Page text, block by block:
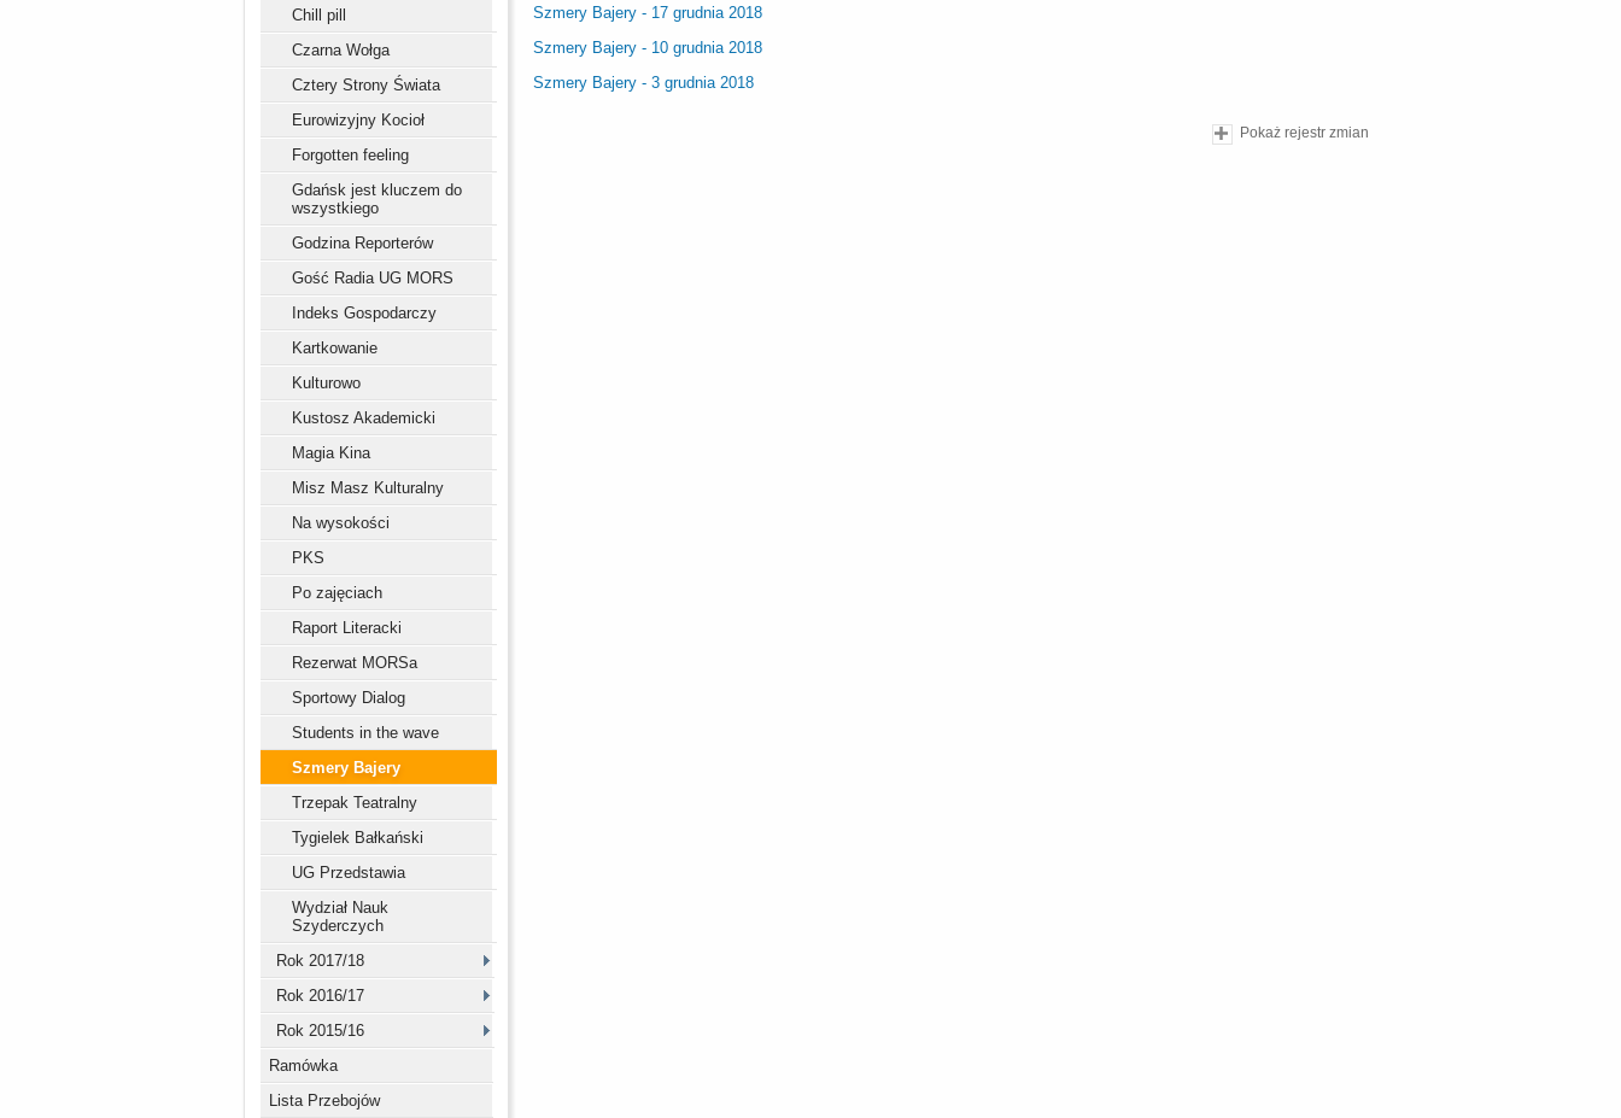
Chill pill
Czarna Wołga
Cztery Strony Świata
Eurowizyjny Kocioł
Forgotten feeling
Gdańsk jest kluczem do
wszystkiego
Godzina Reporterów
Gość Radia UG MORS
Indeks Gospodarczy
Kartkowanie
Kulturowo
Kustosz Akademicki
Magia Kina
Misz Masz Kulturalny
Na wysokości
PKS
Po zajęciach
Raport Literacki
Rezerwat MORSa
Sportowy Dialog
Students in the wave
Szmery Bajery
Trzepak Teatralny
Tygielek Bałkański
UG Przedstawia
Wydział Nauk
Szyderczych
Rok 2017/18
Rok 2016/17
Rok 2015/16
Ramówka
Lista Przebojów
Szmery Bajery - 17 grudnia 2018
Szmery Bajery - 10 grudnia 2018
Szmery Bajery - 3 grudnia 2018
Pokaż rejestr zmian